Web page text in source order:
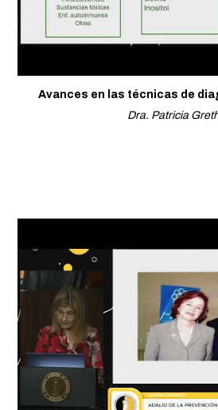
Avances en las técnicas de
Dra. Patricia